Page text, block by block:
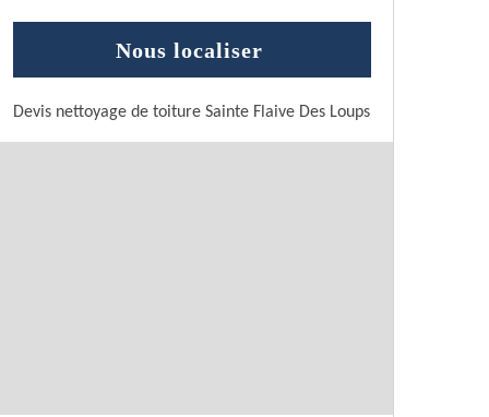
Nous localiser
Devis nettoyage de toiture Sainte Flaive Des Loups